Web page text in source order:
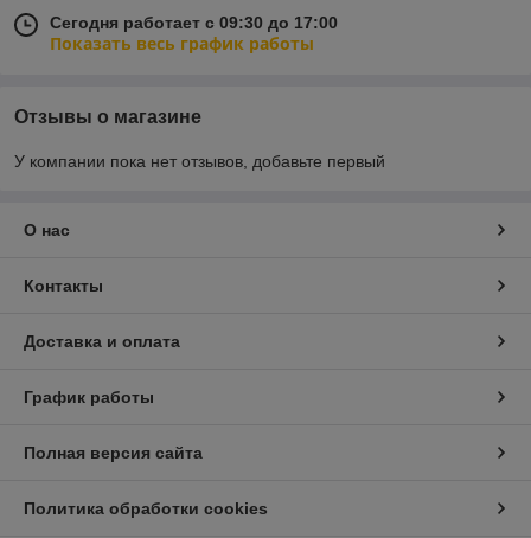
Сегодня работает с 09:30 до 17:00
Показать весь график работы
Отзывы о магазине
У компании пока нет отзывов, добавьте первый
О нас
Контакты
Доставка и оплата
График работы
Полная версия сайта
Политика обработки cookies